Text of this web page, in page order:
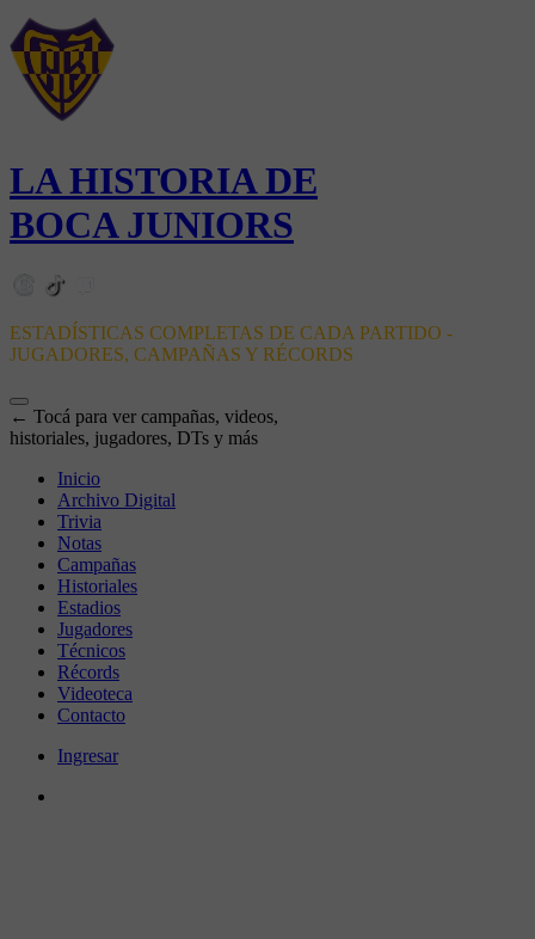
LA HISTORIA DE
BOCA JUNIORS
ESTADÍSTICAS COMPLETAS DE CADA PARTIDO -
JUGADORES, CAMPAÑAS Y RÉCORDS
← Tocá para ver campañas, videos,
historiales, jugadores, DTs y más
Inicio
Archivo Digital
Trivia
Notas
Campañas
Historiales
Estadios
Jugadores
Técnicos
Récords
Videoteca
Contacto
Ingresar